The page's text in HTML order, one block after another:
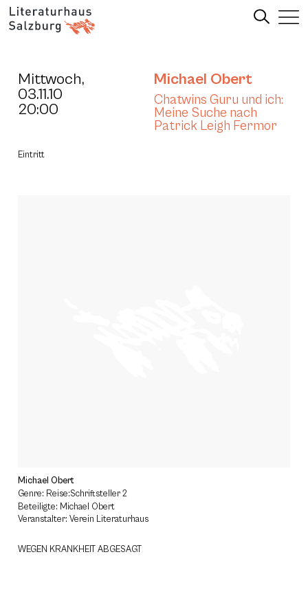
Mittwoch,
03.11.10
20:00
Michael Obert
Chatwins Guru und ich:
Meine Suche nach
Patrick Leigh Fermor
Eintritt
Michael Obert
Genre: Reise:Schriftsteller 2
Beteiligte: Michael Obert
Veranstalter: Verein Literaturhaus
WEGEN KRANKHEIT ABGESAGT